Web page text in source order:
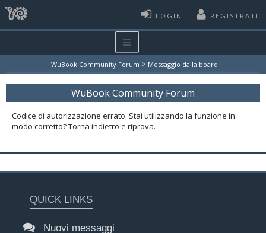
LOGIN REGISTRATI
WuBook Community Forum > Messaggio dalla board
WuBook Community Forum
Codice di autorizzazione errato. Stai utilizzando la funzione in
modo corretto? Torna indietro e riprova.
QUICK LINKS
Nuovi messaggi